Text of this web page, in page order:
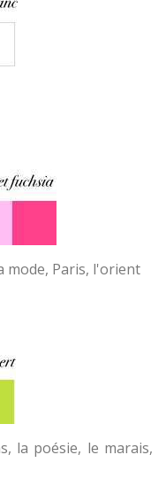
mode, Paris, l'orient
la poésie, le marais,